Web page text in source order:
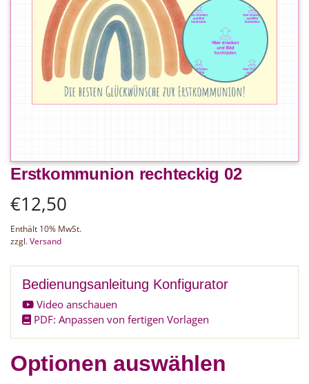
Erstkommunion rechteckig 02
€12,50
Enthält 10% MwSt.
zzgl.Versand
Bedienungsanleitung Konfigurator
Video anschauen
PDF: Anpassen von fertigen Vorlagen
Optionen auswählen